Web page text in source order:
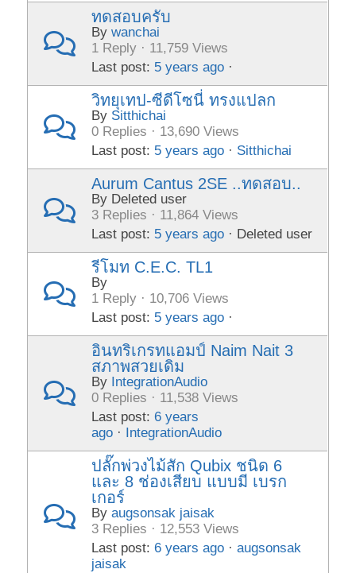
ทดสอบครับ
Bywanchai
1 Reply · 11,759 Views
Last post: 5 years ago ·
วิทยุเทป-ซีดีโซนี่ ทรงแปลก
By Sitthichai
0 Replies · 13,690 Views
Last post: 5 years ago · Sitthichai
Aurum Cantus 2SE ..ทดสอบ..
By Deleted user
3 Replies · 11,864 Views
Last post: 5 years ago · Deleted user
รีโมท C.E.C. TL1
By
1 Reply · 10,706 Views
Last post: 5 years ago ·
อินทริเกรทแอมป์ Naim Nait 3
สภาพสวยเดิม
By IntegrationAudio
0 Replies · 11,538 Views
Last post:6 years
ago · IntegrationAudio
ปลั๊กพ่วงไม้สัก Qubix ชนิด 6
และ 8 ช่องเสียบ แบบมี เบรก
เกอร์
Byaugsonsak jaisak
3 Replies · 12,553 Views
Last post:6 years ago ·augsonsak
jaisak